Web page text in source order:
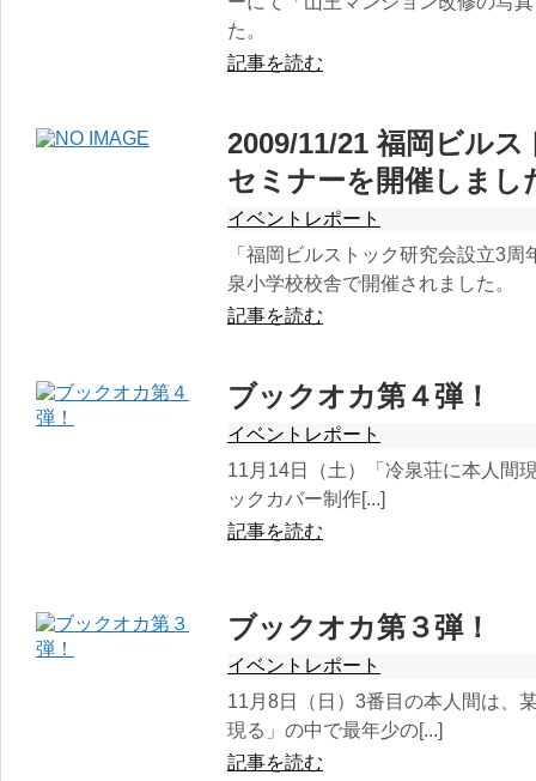
た。
記事を読む
2009/11/21 福岡ビル
セミナーを開催しまし
イベントレポート
「福岡ビルストック研究会設立3
泉小学校校舎で開催されました。
記事を読む
ブックオカ第４弾！
イベントレポート
11月14日（土）「冷泉荘に本人間
ックカバー制作[...]
記事を読む
ブックオカ第３弾！
イベントレポート
11月8日（日）3番目の本人間は、
現る」の中で最年少の[...]
記事を読む